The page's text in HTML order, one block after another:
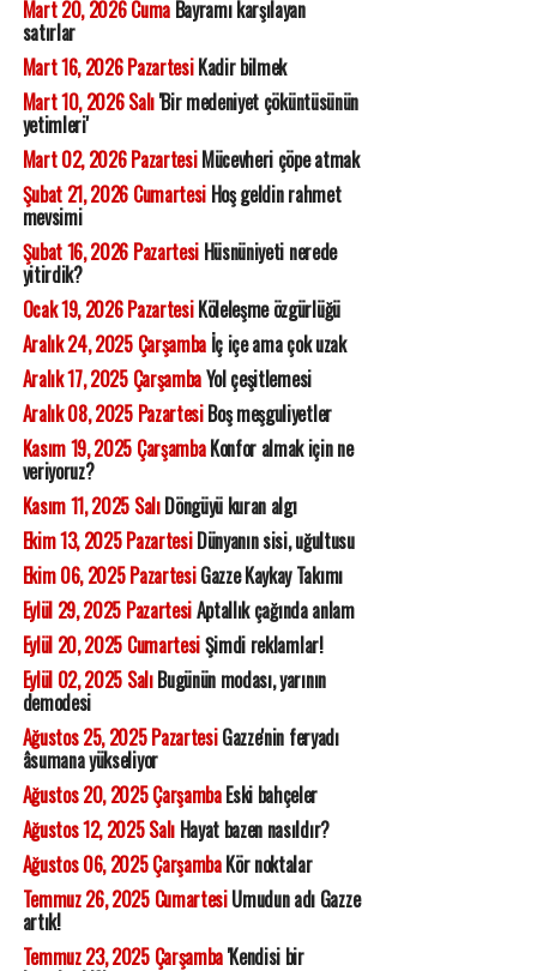
Mart 20, 2026 CumaBayramı karşılayan
satırlar
Mart 16, 2026 PazartesiKadir bilmek
Mart 10, 2026 Salı'Bir medeniyet çöküntüsünün
yetimleri'
Mart 02, 2026 PazartesiMücevheri çöpe atmak
Şubat 21, 2026 CumartesiHoş geldin rahmet
mevsimi
Şubat 16, 2026 PazartesiHüsnüniyeti nerede
yitirdik?
Ocak 19, 2026 PazartesiKöleleşme özgürlüğü
Aralık 24, 2025 Çarşambaİç içe ama çok uzak
Aralık 17, 2025 ÇarşambaYol çeşitlemesi
Aralık 08, 2025 PazartesiBoş meşguliyetler
Kasım 19, 2025 ÇarşambaKonfor almak için ne
veriyoruz?
Kasım 11, 2025 SalıDöngüyü kuran algı
Ekim 13, 2025 PazartesiDünyanın sisi, uğultusu
Ekim 06, 2025 PazartesiGazze Kaykay Takımı
Eylül 29, 2025 PazartesiAptallık çağında anlam
Eylül 20, 2025 CumartesiŞimdi reklamlar!
Eylül 02, 2025 SalıBugünün modası, yarının
demodesi
Ağustos 25, 2025 PazartesiGazze'nin feryadı
âsumana yükseliyor
Ağustos 20, 2025 ÇarşambaEski bahçeler
Ağustos 12, 2025 SalıHayat bazen nasıldır?
Ağustos 06, 2025 ÇarşambaKör noktalar
Temmuz 26, 2025 CumartesiUmudun adı Gazze
artık!
Temmuz 23, 2025 Çarşamba'Kendisi bir